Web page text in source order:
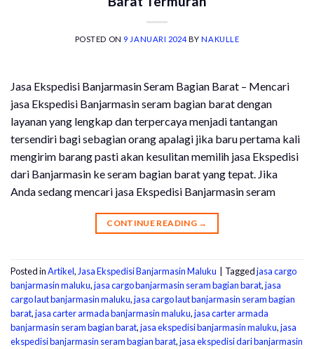
POSTED ON 9 JANUARI 2024BYNAKULLE
Jasa Ekspedisi Banjarmasin Seram Bagian Barat – Mencari
jasa Ekspedisi Banjarmasin seram bagian barat dengan
layanan yang lengkap dan terpercaya menjadi tantangan
tersendiri bagi sebagian orang apalagi jika baru pertama kali
mengirim barang pasti akan kesulitan memilih jasa Ekspedisi
dari Banjarmasin ke seram bagian barat yang tepat. Jika
Anda sedang mencari jasa Ekspedisi Banjarmasin seram
CONTINUE READING →
Posted inArtikel,Jasa Ekspedisi Banjarmasin Maluku Taggedjasa cargo
banjarmasin maluku,jasa cargo banjarmasin seram bagian barat,jasa
cargo laut banjarmasin maluku,jasa cargo laut banjarmasin seram bagian
barat,jasa carter armada banjarmasin maluku,jasa carter armada
banjarmasin seram bagian barat,jasa ekspedisi banjarmasin maluku,jasa
ekspedisi banjarmasin seram bagian barat,jasa ekspedisi dari banjarmasin